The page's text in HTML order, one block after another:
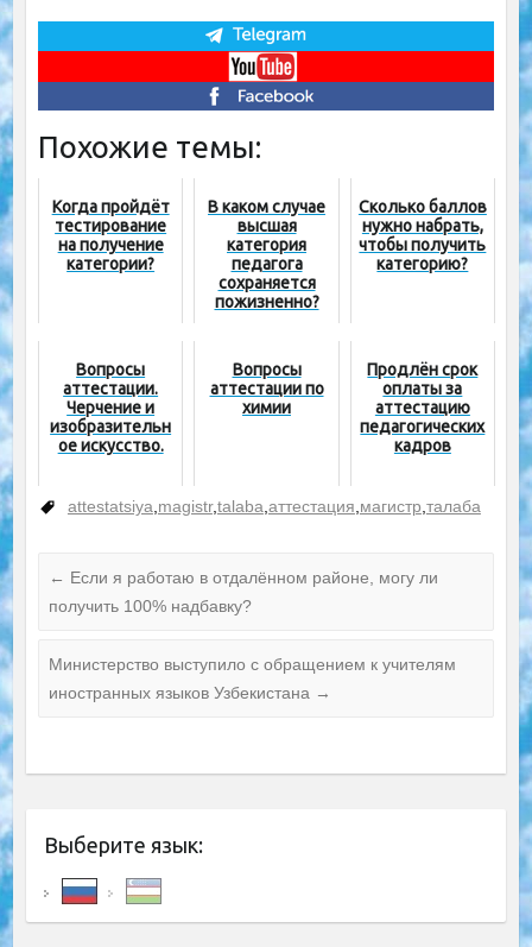
Похожие темы:
Когда пройдёт
тестирование
на получение
категории?
В каком случае
высшая
категория
педагога
сохраняется
пожизненно?
Сколько баллов
нужно набрать,
чтобы получить
категорию?
Вопросы
аттестации.
Черчение и
изобразительн
ое искусство.
Вопросы
аттестации по
химии
Продлён срок
оплаты за
аттестацию
педагогических
кадров
attestatsiya,magistr,talaba,аттестация,магистр,талаба
← Если я работаю в отдалённом районе, могу ли
получить 100% надбавку?
Министерство выступило с обращением к учителям
иностранных языков Узбекистана →
Выберите язык: